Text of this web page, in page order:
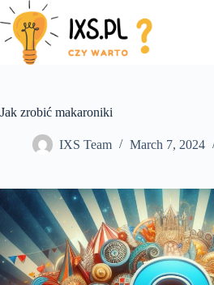
Skip
to
content
Jak zrobić makaroniki
IXS Team March 7, 2024